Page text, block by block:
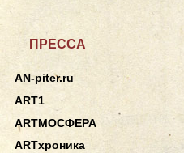
ПРЕССА
AN-piter.ru
ART1
ARTМОСФЕРА
ARTхроника